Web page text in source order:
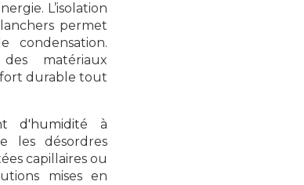
L’isolation
permet
condensation.
matériaux
durable tout
d'humidité à
les désordres
capillaires ou
mises en